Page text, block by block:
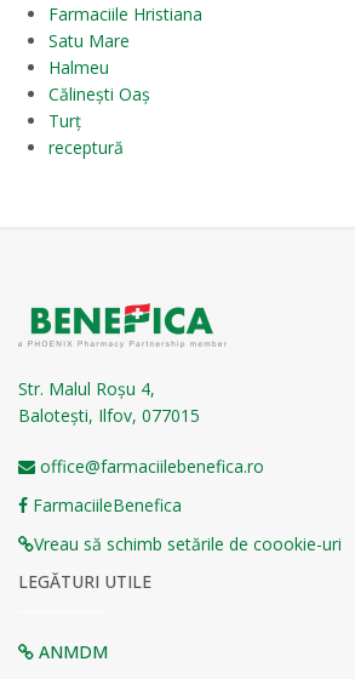
Farmaciile Hristiana
Satu Mare
Halmeu
Călinești Oaș
Turț
receptură
Str. Malul Roșu 4,
Balotești, Ilfov, 077015
office@farmaciilebenefica.ro
FarmaciileBenefica
Vreau să schimb setările de coookie-uri
LEGĂTURI UTILE
ANMDM